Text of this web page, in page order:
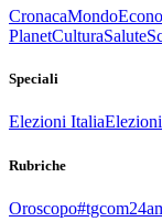
CronacaMondo
PlanetCulturaSalute
Speciali
Elezioni Italia
Rubriche
Oroscopo